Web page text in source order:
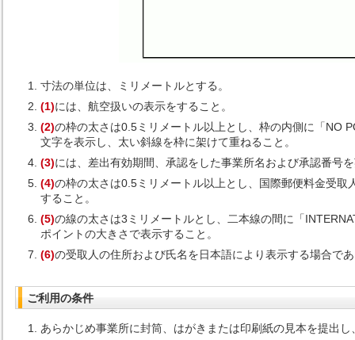
寸法の単位は、ミリメートルとする。
(1)には、航空扱いの表示をすること。
(2)の枠の太さは0.5ミリメートル以上とし、枠の内側に「NO
文字を表示し、太い斜線を枠に架けて重ねること。
(3)には、差出有効期間、承認をした事業所名および承認番号
(4)の枠の太さは0.5ミリメートル以上とし、国際郵便料金受
すること。
(5)の線の太さは3ミリメートルとし、二本線の間に「
ポイントの大きさで表示すること。
(6)の受取人の住所および氏名を日本語により表示する場合で
ご利用の条件
あらかじめ事業所に封筒、はがきまたは印刷紙の見本を提出